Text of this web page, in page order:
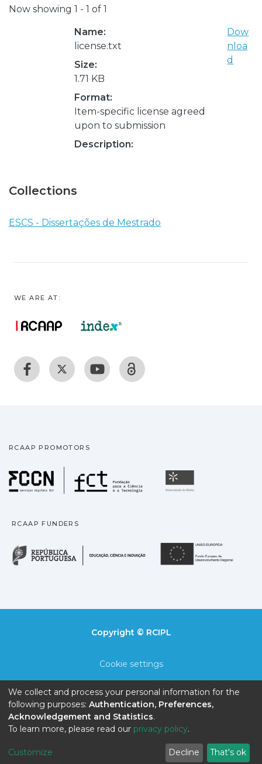
Now showing 1 - 1 of 1
Name:
license.txt
Size:
1.71 KB
Format:
Item-specific license agreed
upon to submission
Description:
Dow
nloa
d
Collections
ESCS - Dissertações de Mestrado
WE ARE AT:
RCAAP PROMOTORS
Fundação para a
RCAAP FUNDERS
República Portuguesa
Copyright © RCIPL
Cookie settings
End User Agreement
Send Feedback
We collect and process your personal information for the
following purposes: Authentication, Preferences,
Acknowledgement and Statistics.
To learn more, please read our privacy policy.
Customize Decline That's ok